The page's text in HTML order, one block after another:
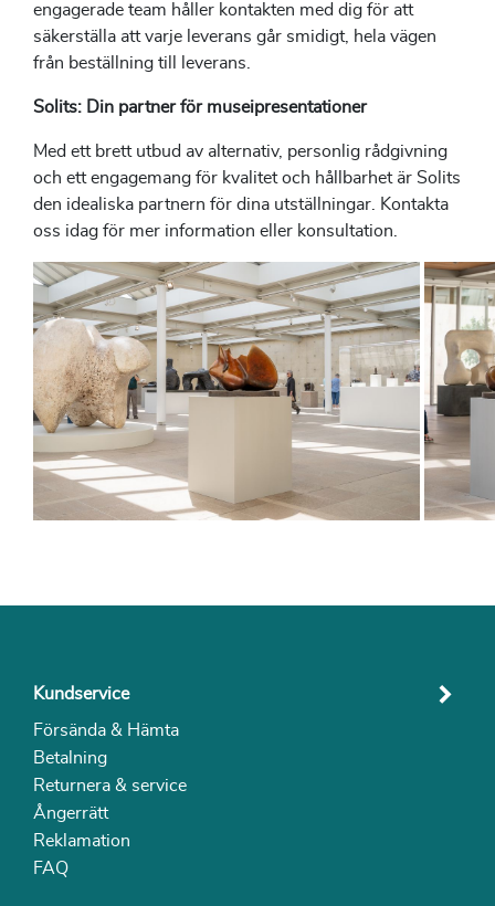
engagerade team håller kontakten med dig för att
säkerställa att varje leverans går smidigt, hela vägen
från beställning till leverans.
Solits: Din partner för museipresentationer
Med ett brett utbud av alternativ, personlig rådgivning
och ett engagemang för kvalitet och hållbarhet är Solits
den idealiska partnern för dina utställningar. Kontakta
oss idag för mer information eller konsultation.
Kundservice
Försända & Hämta
Betalning
Returnera & service
Ångerrätt
Reklamation
FAQ